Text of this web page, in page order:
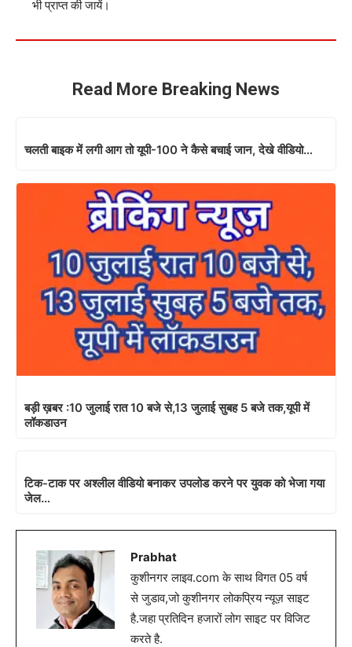
भी प्राप्त की जायें।
Read More Breaking News
चलती बाइक में लगी आग तो यूपी-100 ने कैसे बचाई जान, देखे वीडियो…
बड़ी ख़बर :10 जुलाई रात 10 बजे से,13 जुलाई सुबह 5 बजे तक,यूपी में
लॉकडाउन
टिक-टाक पर अश्लील वीडियो बनाकर उपलोड करने पर युवक को भेजा गया
जेल…
Prabhat
कुशीनगर लाइव.com के साथ विगत 05 वर्ष
से जुडाव,जो कुशीनगर लोकप्रिय न्यूज़ साइट
है.जहा प्रतिदिन हजारों लोग साइट पर विजिट
करते है.